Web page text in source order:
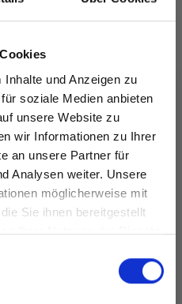
und Anzeigen zu
soziale Medien anbieten
unsere Website zu
wir Informationen zu Ihrer
an unsere Partner für
Analysen weiter. Unsere
möglicherweise mit
Sie ihnen bereitgestellt
Ihrer Nutzung der Dienste
zu 50%
Zugang zu